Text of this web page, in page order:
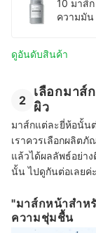
10 มาส์
ความมัน
ดูอันดับสินค้า
2
เลือกมาส์
ผิว
มาส์กแต่ละยี่ห้อนั้น
เราควรเลือกผลิต
แล้วได้ผลลัพธ์อย่า
นั้น ไปดูกันต่อเลยค่
"มาส์กหน้าสำห
ความชุ่มชื้น